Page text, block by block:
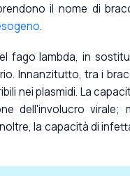
il nome di
.
fago lambda, in
Innanzitutto, tra i
nei plasmidi. La
dell'involucro
la capacità di